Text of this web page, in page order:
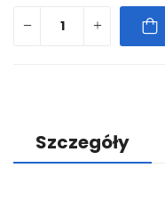
Szczegóły